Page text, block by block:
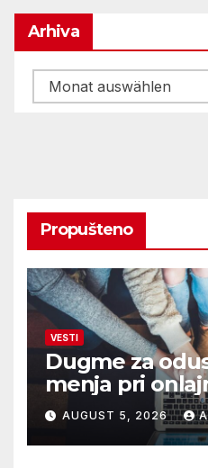
Arhiva
Arhiva
Propušteno
VESTI
Dugme za
menja pri
AUGUST 5, 2026